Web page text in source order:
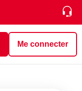
Me connecter